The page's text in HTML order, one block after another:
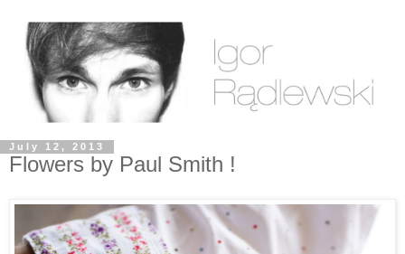
July 12, 2013
Flowers by Paul Smith !